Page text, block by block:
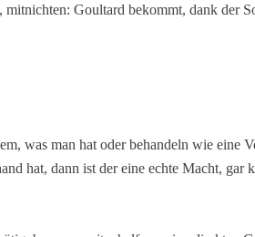
mitnichten: Goultard bekommt, dank der
was man hat oder behandeln wie eine
hat, dann ist der eine echte Macht, gar